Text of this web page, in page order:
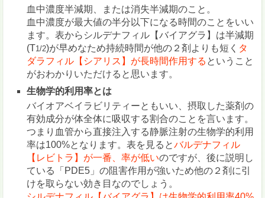
血中濃度半減期、または消失半減期のこと。
血中濃度が最大値の半分以下になる時間のことをいい
ます。表からシルデナフィル【バイアグラ】は半減期
(T1/2)が早めなため持続時間が他の２剤よりも短く タ
ダラフィル【シアリス】が長時間作用する ということ
がおわかりいただけると思います。
生物学的利用率とは
バイオアベイラビリティーともいい、摂取した薬剤の
有効成分が体全体に吸収する割合のことを言います。
つまり血管から直接注入する静脈注射の生物学的利用
率は100%となります。表を見るとバルデナフィル
【レビトラ】が一番、率が低いのですが、後に説明し
ている「PDE5」の阻害作用が強いため他の２剤に引
けを取らない効き目なのでしょう。